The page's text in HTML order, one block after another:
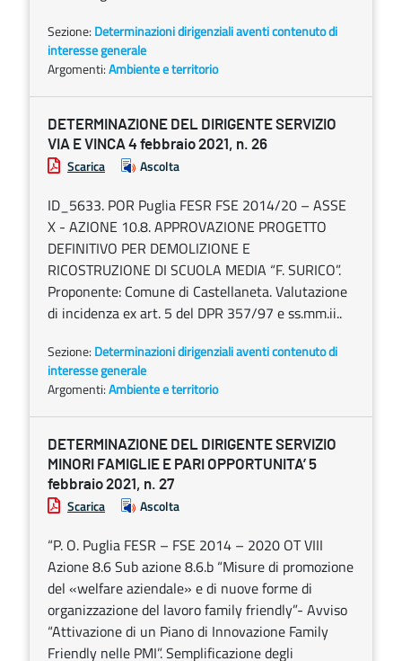
Sezione: Determinazioni dirigenziali aventi contenuto di
interesse generale
Argomenti:Ambiente e territorio
DETERMINAZIONE DEL DIRIGENTE SERVIZIO
VIA E VINCA 4 febbraio 2021, n. 26
Scarica Ascolta
ID_5633. POR Puglia FESR FSE 2014/20 – ASSE
X - AZIONE 10.8. APPROVAZIONE PROGETTO
DEFINITIVO PER DEMOLIZIONE E
RICOSTRUZIONE DI SCUOLA MEDIA “F. SURICO”.
Proponente: Comune di Castellaneta. Valutazione
di incidenza ex art. 5 del DPR 357/97 e ss.mm.ii..
Sezione: Determinazioni dirigenziali aventi contenuto di
interesse generale
Argomenti:Ambiente e territorio
DETERMINAZIONE DEL DIRIGENTE SERVIZIO
MINORI FAMIGLIE E PARI OPPORTUNITA’ 5
febbraio 2021, n. 27
Scarica Ascolta
“P. O. Puglia FESR – FSE 2014 – 2020 OT VIII
Azione 8.6 Sub azione 8.6.b “Misure di promozione
del «welfare aziendale» e di nuove forme di
organizzazione del lavoro family friendly”- Avviso
“Attivazione di un Piano di Innovazione Family
Friendly nelle PMI”. Semplificazione degli